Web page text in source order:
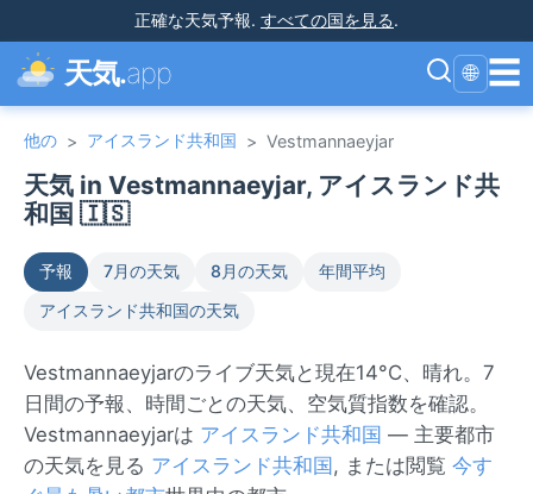
正確な天気予報. すべての国を見る.
天気.app 🌐 ☰
他の > アイスランド共和国 > Vestmannaeyjar
天気 in Vestmannaeyjar, アイスランド共
和国 🇮🇸
予報 7月の天気 8月の天気
年間平均
アイスランド共和国の天気
Vestmannaeyjarのライブ天気と現在14°C、晴れ。7
日間の予報、時間ごとの天気、空気質指数を確認。
Vestmannaeyjarは アイスランド共和国 — 主要都市
の天気を見る アイスランド共和国 , または閲覧 今す